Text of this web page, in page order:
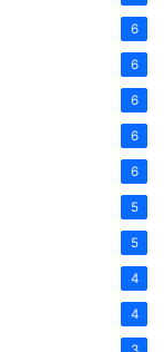
6
6
6
6
6
5
5
4
4